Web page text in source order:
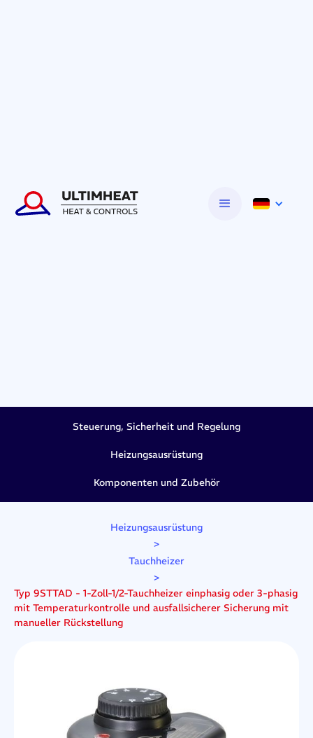
Steuerung, Sicherheit und Regelung
Heizungsausrüstung
Komponenten und Zubehör
Heizungsausrüstung
>
Tauchheizer
>
Typ 9STTAD - 1-Zoll-1/2-Tauchheizer einphasig oder 3-phasig
mit Temperaturkontrolle und ausfallsicherer Sicherung mit
manueller Rückstellung